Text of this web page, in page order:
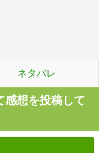
ネタバレ
感想を投稿して